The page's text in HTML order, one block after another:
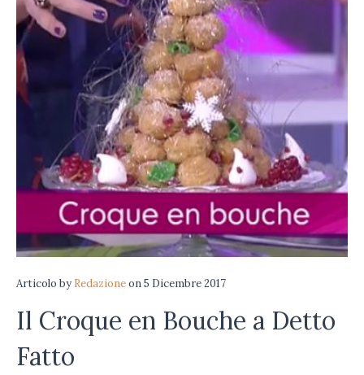
Articolo by Redazioneon5 Dicembre 2017
Il Croque en Bouche a Detto
Fatto